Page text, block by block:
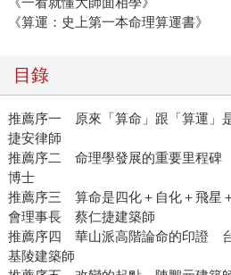
《算運：史上第一本命理算運書》
目錄
推薦序一 原來「算命」跟「算運
捷安律師
推薦序二 命理學發展的重要里程
博士
推薦序三 算命是四化＋自化＋飛星
會理事長 蔡仁捷建築師
推薦序四 華山派高階論命的印證
基陵建築師